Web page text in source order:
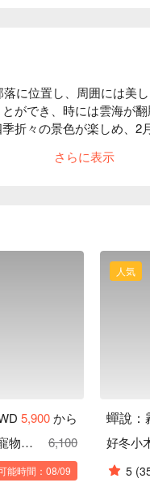
に位置し、周囲には美
ができ、時には雲海が
折々の景色が楽しめ、2
・スクワイレル、台湾
さらに表示
5,900から
豐收地帳棚｜依入住人數計價｜寵物友善至 06/30｜2026
6,100
能時間：08/09
人気
好冬小
5